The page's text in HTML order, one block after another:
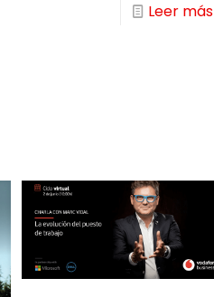
Leer más